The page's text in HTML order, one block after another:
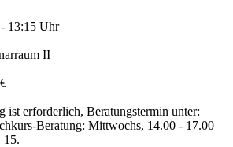
13:15 Uhr
II
ist erforderlich, Beratungstermin unter:
Beratung: Mittwochs, 14.00 - 17.00
15.